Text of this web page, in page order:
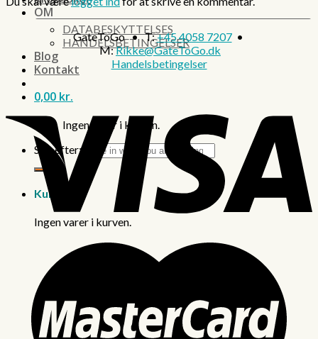
OM
DATABESKYTTELSES
HANDELSBETINGELSER
Blog
Kontakt
0,00 kr.
Ingen varer i kurven.
Søg efter:
Kurv
Ingen varer i kurven.
GateToGo • T:+45 4058 7207•
M:Rikke@GateToGo.dk
Handelsbetingelser